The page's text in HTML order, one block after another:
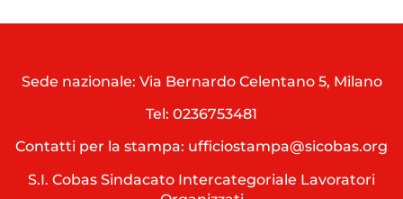
Sede nazionale: Via Bernardo Celentano 5, Milano
Tel: 0236753481
Contatti per la stampa: ufficiostampa@sicobas.org
S.I. Cobas Sindacato Intercategoriale Lavoratori